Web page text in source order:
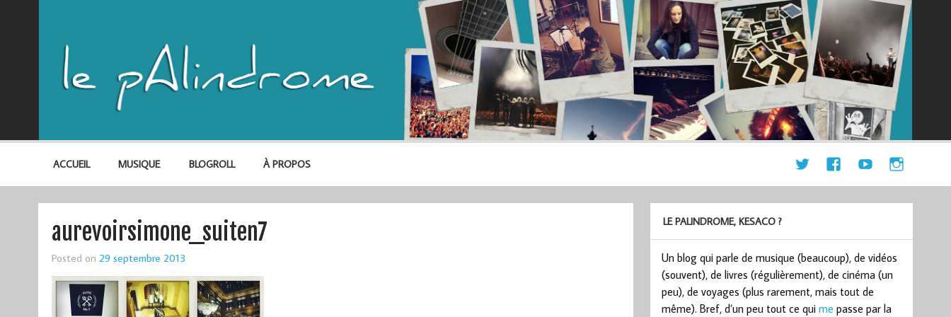
ACCUEIL MUSIQUE BLOGROLL À PROPOS
aurevoirsimone_suiten7
Posted on 29 septembre 2013
LE PALINDROME, KESACO ?
Un blog qui parle de musique (beaucoup), de vidéos
(souvent), de livres (régulièrement), de cinéma (un
peu), de voyages (plus rarement, mais tout de
même). Bref, d’un peu tout ce quime passe par la